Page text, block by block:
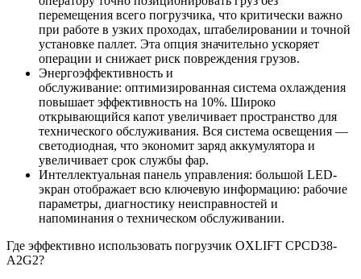
перемещения всего погрузчика, что критически важно
при работе в узких проходах, штабелировании и точной
установке паллет. Эта опция значительно ускоряет
операции и снижает риск повреждения грузов.
Энергоэффективность и
обслуживание: оптимизированная система охлаждения
повышает эффективность на 10%. Широко
открывающийся капот увеличивает пространство для
технического обслуживания. Вся система освещения —
светодиодная, что экономит заряд аккумулятора и
увеличивает срок службы фар.
Интеллектуальная панель управления: большой LED-
экран отображает всю ключевую информацию: рабочие
параметры, диагностику неисправностей и
напоминания о техническом обслуживании.
Где эффективно использовать погрузчик OXLIFT CPCD38-
A2G2?